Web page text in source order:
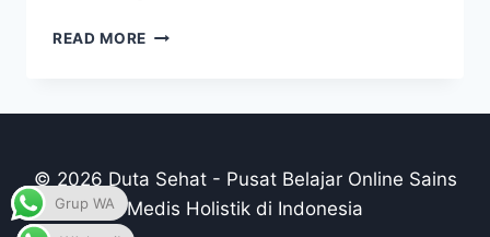
READ MORE DENGAN
CEPAT
TANPA
© 2026 Duta Sehat - Pusat Belajar Online Sains
Medis Holistik di Indonesia
Grup WA